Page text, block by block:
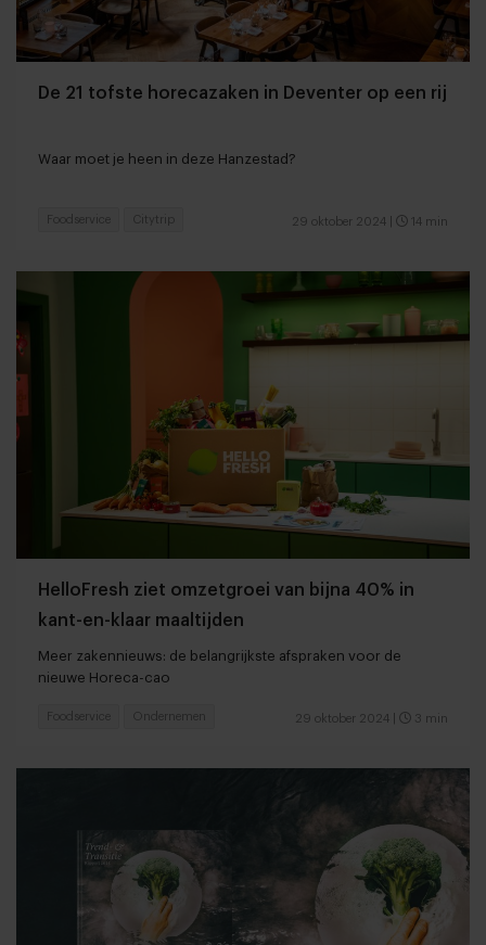
De 21 tofste horecazaken in Deventer op een rij
Waar moet je heen in deze Hanzestad?
29 oktober 2024 14 min
Foodservice Citytrip
HelloFresh ziet omzetgroei van bijna 40% in
kant-en-klaar maaltijden
Meer zakennieuws: de belangrijkste afspraken voor de
nieuwe Horeca-cao
29 oktober 2024 3 min
Foodservice Ondernemen